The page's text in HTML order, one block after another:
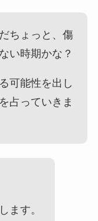
ちょっと、傷
い時期かな？
可能性を出し
占っていきま
ます。